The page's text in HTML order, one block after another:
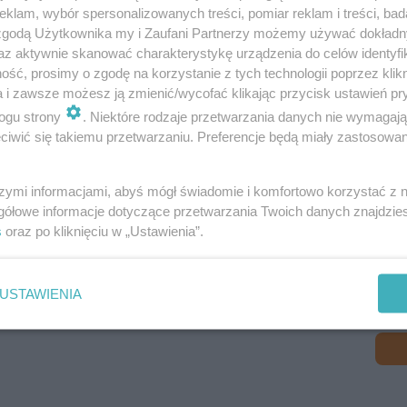
2018 osiągnął wielki sukces!
na Eurowizji, nie przekłada się w żaden sposób na to,
Light Me Up, z którym reprezentował nasz kraj na 63.
wybór spersonalizowanych treści, pomiar reklam i treści,
Użytkownika my i Zaufani Partnerzy możemy używać
aktywnie skanować charakterystykę urządzenia do celów
prosimy o zgodę na korzystanie z tych technologii poprzez
i zawsze możesz ją zmienić/wycofać klikając przycisk ustawień
strony
. Niektóre rodzaje przetwarzania danych nie
się takiemu przetwarzaniu. Preferencje będą miały
informacjami, abyś mógł świadomie i komfortowo korzystać z
informacje dotyczące przetwarzania Twoich danych
oraz po kliknięciu w „Ustawienia”.
USTAWIENIA